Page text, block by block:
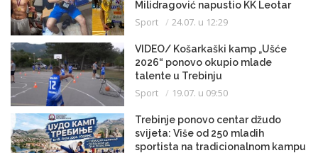
Milidragović napustio KK Leotar
Sport 24.07. u 12:29
VIDEO/ Košarkaški kamp „Ušće
2026“ ponovo okupio mlade
talente u Trebinju
Sport 19.07. u 09:50
Trebinje ponovo centar džudo
svijeta: Više od 250 mladih
sportista na tradicionalnom kampu